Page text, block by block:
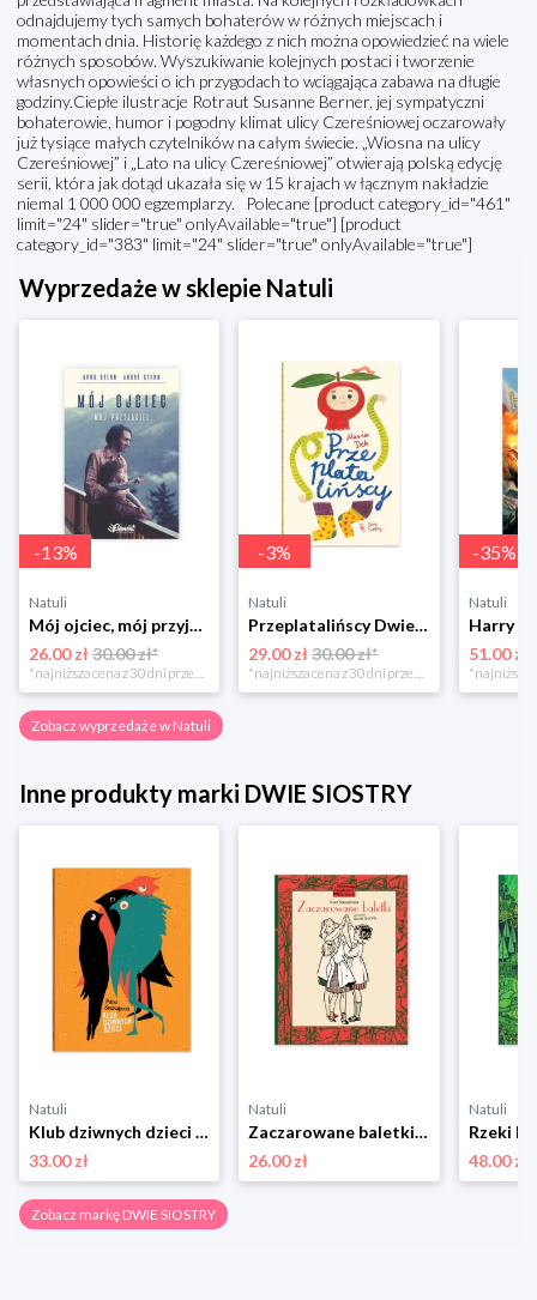
odnajdujemy tych samych bohaterów w różnych miejscach i
momentach dnia. Historię każdego z nich można opowiedzieć na wiele
różnych sposobów. Wyszukiwanie kolejnych postaci i tworzenie
własnych opowieści o ich przygodach to wciągająca zabawa na długie
godziny.Ciepłe ilustracje Rotraut Susanne Berner, jej sympatyczni
bohaterowie, humor i pogodny klimat ulicy Czereśniowej oczarowały
już tysiące małych czytelników na całym świecie. „Wiosna na ulicy
Czereśniowej” i „Lato na ulicy Czereśniowej” otwierają polską edycję
serii, która jak dotąd ukazała się w 15 krajach w łącznym nakładzie
niemal 1 000 000 egzemplarzy. Polecane [product category_id="461"
limit="24" slider="true" onlyAvailable="true"] [product
category_id="383" limit="24" slider="true" onlyAvailable="true"]
Wyprzedaże w sklepie Natuli
-13%
Natuli
Mój ojciec, mój przyjaciel Element
26.00 zł30.00 zł*
*najniższa cena z 30 dni przed obniżką
-3%
Natuli
Przeplatalińscy Dwie siostry
29.00 zł 30.00 zł*
*najniższa cena z 30 dni przed obniżką
-35%
Natuli
51.00 zł
Zobacz wyprzedaże w Natuli
Inne produkty marki DWIE SIOSTRY
Natuli
Klub dziwnych dzieci Dwie siostry
33.00 zł
Natuli
Zaczarowane baletki Dwie siostry
26.00 zł
Natuli
Rzeki
48.00 zł
Zobacz markę DWIE SIOSTRY